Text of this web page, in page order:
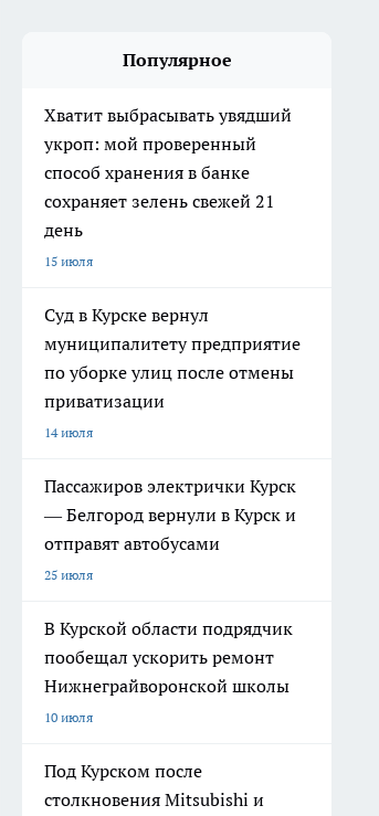
Популярное
Хватит выбрасывать увядший
укроп: мой проверенный
способ хранения в банке
сохраняет зелень свежей 21
день
15 июля
Суд в Курске вернул
муниципалитету предприятие
по уборке улиц после отмены
приватизации
14 июля
Пассажиров электрички Курск
— Белгород вернули в Курск и
отправят автобусами
25 июля
В Курской области подрядчик
пообещал ускорить ремонт
Нижнеграйворонской школы
10 июля
Под Курском после
столкновения Mitsubishi и